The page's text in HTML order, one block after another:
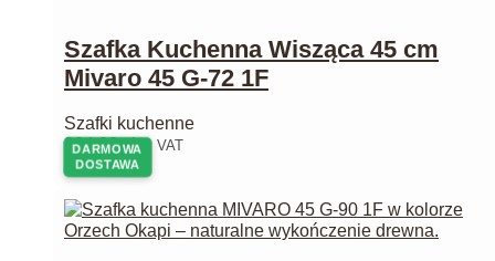
DARMOWA
DOSTAWA
Szafka Kuchenna Wisząca 45 cm
Mivaro 45 G-72 1F
Szafki kuchenne
224,00zł z VAT